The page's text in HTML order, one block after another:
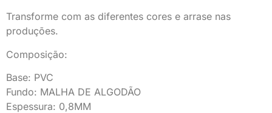
Transforme com as diferentes cores e arrase nas
produções.
Composição:
Base: PVC
Fundo: MALHA DE ALGODÃO
Espessura: 0,8MM